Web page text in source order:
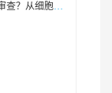
学术打假风暴下，如何让实验数据经得起审查？从细胞选择开始